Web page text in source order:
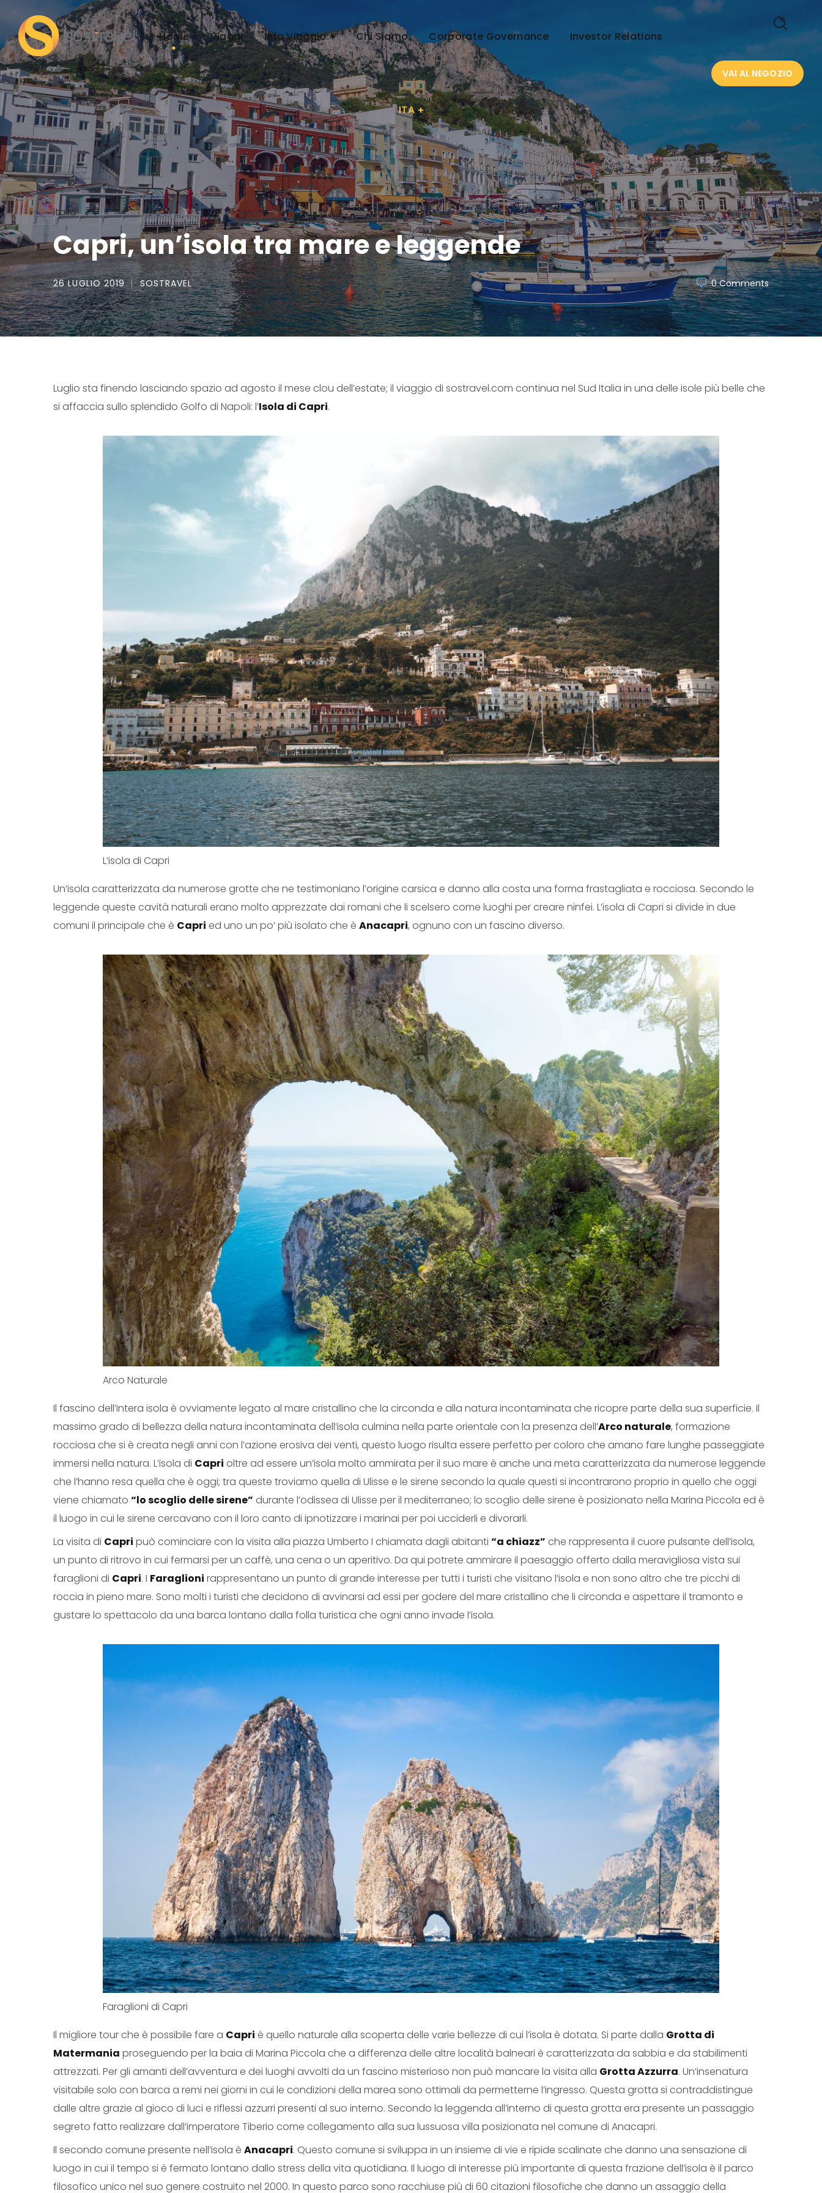
Home Viaggi Info Viaggio Chi Siamo Corporate Governance Investor Relations
ITA
VAI AL NEGOZIO
ITA
italia
Capri, un’isola tra mare e leggende
26 LUGLIO 2019 SOSTRAVEL 0 Comments
Luglio sta finendo lasciando spazio ad agosto il mese clou dell’estate; il viaggio di sostravel.com continua nel Sud Italia in una delle isole più belle che
si affaccia sullo splendido Golfo di Napoli: l’Isola di Capri.
L’isola di Capri
Un’isola caratterizzata da numerose grotte che ne testimoniano l’origine carsica e danno alla costa una forma frastagliata e rocciosa. Secondo le
leggende queste cavità naturali erano molto apprezzate dai romani che li scelsero come luoghi per creare ninfei. L’isola di Capri si divide in due
comuni il principale che è Capri ed uno un po’ più isolato che è Anacapri, ognuno con un fascino diverso.
Arco Naturale
Il fascino dell’intera isola è ovviamente legato al mare cristallino che la circonda e alla natura incontaminata che ricopre parte della sua superficie. Il
massimo grado di bellezza della natura incontaminata dell’isola culmina nella parte orientale con la presenza dell’Arco naturale, formazione
rocciosa che si è creata negli anni con l’azione erosiva dei venti, questo luogo risulta essere perfetto per coloro che amano fare lunghe passeggiate
immersi nella natura. L’isola di Capri oltre ad essere un’isola molto ammirata per il suo mare è anche una meta caratterizzata da numerose leggende
che l’hanno resa quella che è oggi; tra queste troviamo quella di Ulisse e le sirene secondo la quale questi si incontrarono proprio in quello che oggi
viene chiamato “lo scoglio delle sirene” durante l’odissea di Ulisse per il mediterraneo; lo scoglio delle sirene è posizionato nella Marina Piccola ed è
il luogo in cui le sirene cercavano con il loro canto di ipnotizzare i marinai per poi ucciderli e divorarli.
La visita di Capri può cominciare con la visita alla piazza Umberto I chiamata dagli abitanti “a chiazz” che rappresenta il cuore pulsante dell’isola,
un punto di ritrovo in cui fermarsi per un caffè, una cena o un aperitivo. Da qui potrete ammirare il paesaggio offerto dalla meravigliosa vista sui
faraglioni di Capri. I Faraglioni rappresentano un punto di grande interesse per tutti i turisti che visitano l’isola e non sono altro che tre picchi di
roccia in pieno mare. Sono molti i turisti che decidono di avvinarsi ad essi per godere del mare cristallino che li circonda e aspettare il tramonto e
gustare lo spettacolo da una barca lontano dalla folla turistica che ogni anno invade l’isola.
Faraglioni di Capri
Il migliore tour che è possibile fare a Capri è quello naturale alla scoperta delle varie bellezze di cui l’isola è dotata. Si parte dalla Grotta di
Matermania proseguendo per la baia di Marina Piccola che a differenza delle altre località balneari è caratterizzata da sabbia e da stabilimenti
attrezzati. Per gli amanti dell’avventura e dei luoghi avvolti da un fascino misterioso non può mancare la visita alla Grotta Azzurra. Un’insenatura
visitabile solo con barca a remi nei giorni in cui le condizioni della marea sono ottimali da permetterne l’ingresso. Questa grotta si contraddistingue
dalle altre grazie al gioco di luci e riflessi azzurri presenti al suo interno. Secondo la leggenda all’interno di questa grotta era presente un passaggio
segreto fatto realizzare dall’imperatore Tiberio come collegamento alla sua lussuosa villa posizionata nel comune di Anacapri.
Il secondo comune presente nell’isola è Anacapri. Questo comune si sviluppa in un insieme di vie e ripide scalinate che danno una sensazione di
luogo in cui il tempo si è fermato lontano dallo stress della vita quotidiana. Il luogo di interesse più importante di questa frazione dell’isola è il parco
filosofico unico nel suo genere costruito nel 2000. In questo parco sono racchiuse più di 60 citazioni filosofiche che danno un assaggio della